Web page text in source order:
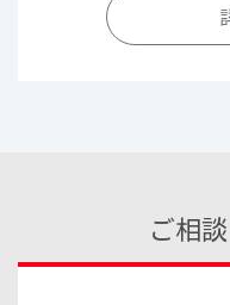
出所：（公財）生命保険
高齢者向
かかる費
ご相